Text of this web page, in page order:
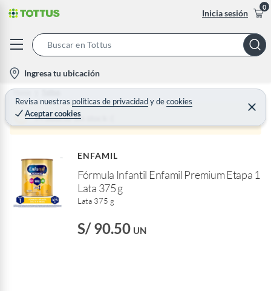
Inicia sesión
0
h
o
t
Ingresa tu ubicación
Revisa nuestras políticas de privacidadydecookies
Aceptar cookies
C
e
r
Home Tottus
Producto sin stock :(
ENFAMIL
Fórmula Infantil Enfamil Premium Etapa 1
Lata 375 g
Lata 375 g
S/ 90.50 UN